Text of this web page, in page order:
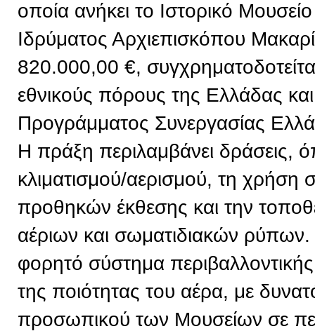
οποία ανήκει το Ιστορικό
Ιδρύματος Αρχιεπισκόπου
820.000,00 €,
εθνικούς πόρους της Ελλάδας
Προγράμματος Συνεργασίας
Η πράξη περιλαμβάνει δράσεις,
κλιματισμού/αερισμού, τη χρήση
προθηκών έκθεσης και την
αέριων και σωματιδιακών
φορητό σύστημα
της ποιότητας του αέρα, με
προσωπικού των Μουσείων σε